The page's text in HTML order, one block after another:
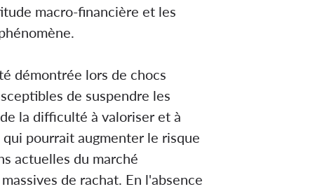
macro-financière et les
démontrée lors de chocs
de suspendre les
la difficulté à valoriser et à
pourrait augmenter le risque
actuelles du marché
de rachat. En l'absence